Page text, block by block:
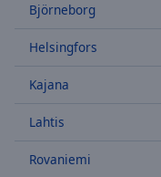
Time0:00
Duration-:-
Loaded:
Stream
Seek to
Björneborg
Helsingfors
Kajana
Lahtis
Rovaniemi